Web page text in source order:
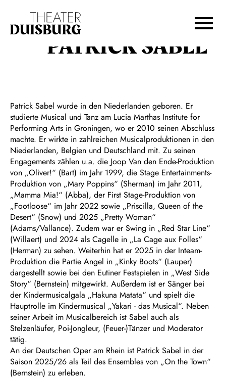
Zur Hauptnavigation springen
Zum Footer springenPATRICK SABEL
Patrick Sabel wurde in den Niederlanden geboren. Er
studierte Musical und Tanz am Lucia Marthas Institute for
Performing Arts in Groningen, wo er 2010 seinen Abschluss
machte. Er wirkte in zahlreichen Musicalproduktionen in den
Niederlanden, Belgien und Deutschland mit. Zu seinen
Engagements zählen u.a. die Joop Van den Ende-Produktion
von „Oliver!“ (Bart) im Jahr 1999, die Stage Entertainments-
Produktion von „Mary Poppins“ (Sherman) im Jahr 2011,
„Mamma Mia!“ (Abba), der First Stage-Produktion von
„Footloose“ im Jahr 2022 sowie „Priscilla, Queen of the
Desert“ (Snow) und 2025 „Pretty Woman“
(Adams/Vallance). Zudem war er Swing in „Red Star Line“
(Willaert) und 2024 als Cagelle in „La Cage aux Folles“
(Herman) zu sehen. Weiterhin hat er 2025 in der Inteam-
Produktion die Partie Angel in „Kinky Boots“ (Lauper)
dargestellt sowie bei den Eutiner Festspielen in „West Side
Story“ (Bernstein) mitgewirkt. Außerdem ist er Sänger bei
der Kindermusicalgala „Hakuna Matata“ und spielt die
Hauptrolle im Kindermusical „Yakari - das Musical“. Neben
seiner Arbeit im Musicalbereich ist Sabel auch als
Stelzenläufer, Poi-Jongleur, (Feuer-)Tänzer und Moderator
tätig.
An der Deutschen Oper am Rhein ist Patrick Sabel in der
Saison 2025/26 als Teil des Ensembles von „On the Town“
(Bernstein) zu erleben.